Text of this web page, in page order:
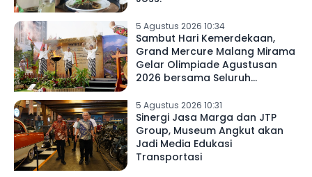
5 Agustus 2026 10:34
Sambut Hari Kemerdekaan,
Grand Mercure Malang Mirama
Gelar Olimpiade Agustusan
2026 bersama Seluruh
Hotel
5 Agustus 2026 10:31
Sinergi Jasa Marga dan JTP
Group, Museum Angkut akan
Jadi Media Edukasi
Transportasi